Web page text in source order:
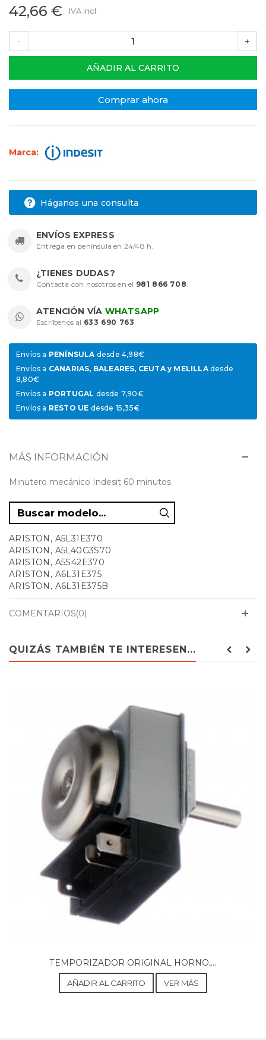
42,66 € IVA incl.
- +
AÑADIR AL CARRITO
Comprar ahora
Marca:
Háganos una consulta
ENVÍOS EXPRESS
Entrega en península en 24/48 h.
¿TIENES DUDAS?
Contacta con nosotros en el 981 866 708.
ATENCIÓN VÍA WHATSAPP
Escríbenos al 633 690 763.
Envíos a PENÍNSULAdesde 4,98€
Envíos a CANARIAS, BALEARES, CEUTA y MELILLAdesde
8,80€
Envíos a PORTUGAL desde 7,90€
Envíos a RESTO UE desde 15,35€
MÁS INFORMACIÓN
Minutero mecánico Indesit 60 minutos
ARISTON, A5L31E370
ARISTON, A5L40G3S70
ARISTON, A5S42E370
ARISTON, A6L31E375
ARISTON, A6L31E375B
ARISTON, A6L40G3S75
ARISTON, A6S42E375
ARISTON, BL04EF02
ARISTON, BL04VE5UK
ARISTON, BL22EF044
ARISTON, C145EXR1OLD
ARISTON, G04E3BE
ARISTON, G0MEW
ARISTON, G0MW
ARISTON, G340E5X
ARISTON, G340E5XR
ARISTON, G340G5SW
ARISTON, G340G5W
ARISTON, G400ALCKD
ARISTON, G400BCKD
ARISTON, G40G4FB
ARISTON, G40G61EGSKD
ARISTON, G40G6BE
ARISTON, G500WCKD
ARISTON, G500XCKD
ARISTON, G504E3
ARISTON, G504E3EW
ARISTON, G522E3CSKD
ARISTON, G522E3SKD
ARISTON, G522E3SWEX
COMENTARIOS(0)
QUIZÁS TAMBIÉN TE INTERESEN...
TEMPORIZADOR ORIGINAL HORNO,...
AÑADIR AL CARRITO VER MÁS